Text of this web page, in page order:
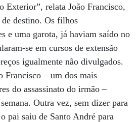
Exterior”, relata João Francisco,
destino. Os filhos
e uma garota, já haviam saído no
se em cursos de extensão
igualmente não divulgados.
Francisco – um dos mais
do assassinato do irmão –
Outra vez, sem dizer para
pai saiu de Santo André para